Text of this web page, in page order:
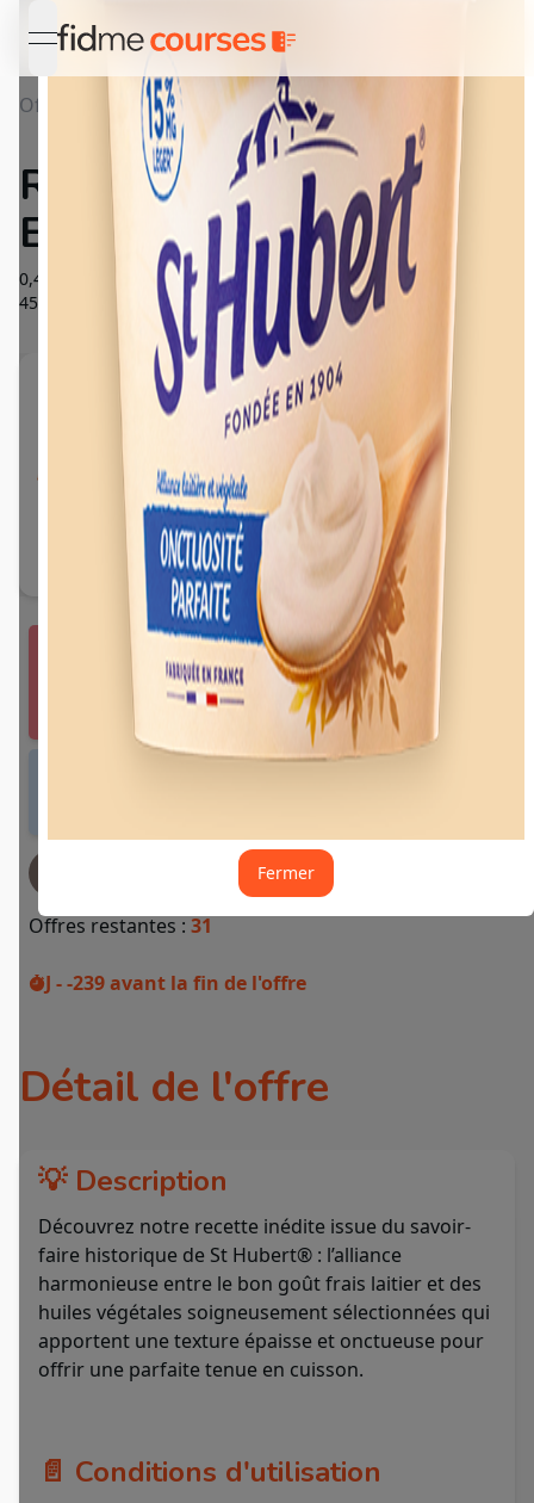
open navigation menu
Offres Détail RÉDUCTION St Hubert Epaisse® 450g
RÉDUCTION St Hubert
Epaisse® 450g
0,40€ DE RÉDUCTION IMMÉDIATE sur l’achat d’un produit
450g de la gamme St Hubert Epaisse®
Fermer
JE DEMANDE MON REMBOURSEMENT
Vous devez vous connecter ou créer un compte
Fidme Courses pour bénéficier de cette offre.
Offres restantes : 31
J - -239avant la fin de l'offre
Détail de l'offre
💡 Description
Découvrez notre recette inédite issue du savoir-
faire historique de St Hubert® : l’alliance
harmonieuse entre le bon goût frais laitier et des
huiles végétales soigneusement sélectionnées qui
apportent une texture épaisse et onctueuse pour
offrir une parfaite tenue en cuisson.
📄 Conditions d'utilisation